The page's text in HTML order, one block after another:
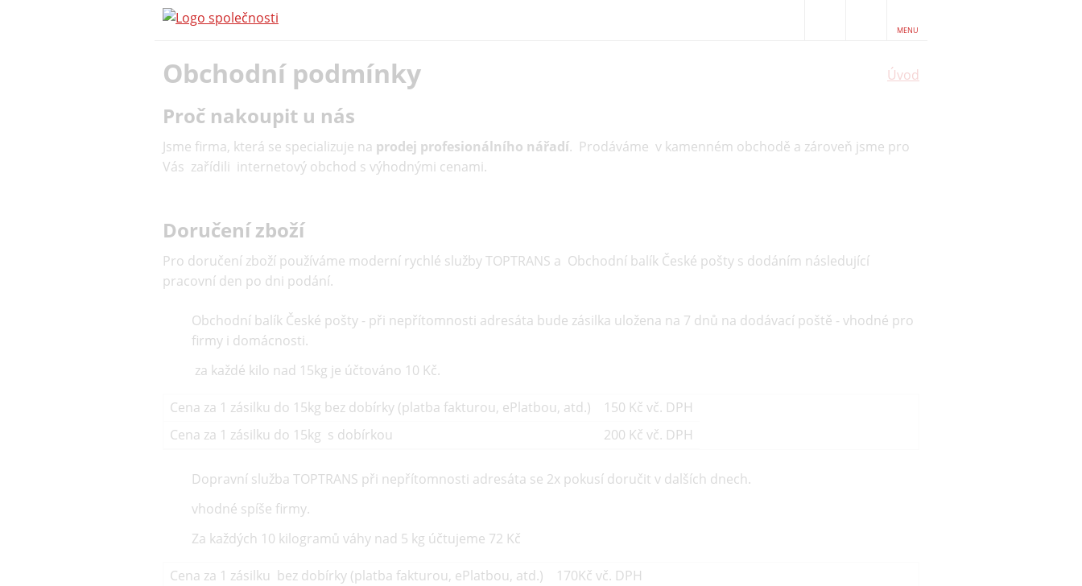
MENU
Úvod
Obchodní podmínky
Proč nakoupit u nás
Jsme firma, která se specializuje na prodej profesionálního nářadí. Prodáváme v kamenném obchodě a zároveň jsme pro
Vás zařídili internetový obchod s výhodnými cenami.
Doručení zboží
Pro doručení zboží používáme moderní rychlé služby TOPTRANS a Obchodní balík České pošty s dodáním následující
pracovní den po dni podání.
Obchodní balík České pošty - při nepřítomnosti adresáta bude zásilka uložena na 7 dnů na dodávací poště - vhodné pro
firmy i domácnosti.
za každé kilo nad 15kg je účtováno 10 Kč.
Cena za 1 zásilku do 15kg bez dobírky (platba fakturou, ePlatbou, atd.)
150 Kč vč. DPH
Cena za 1 zásilku do 15kg s dobírkou
200 Kč vč. DPH
Dopravní služba TOPTRANS při nepřítomnosti adresáta se 2x pokusí doručit v dalších dnech.
vhodné spíše firmy.
Za každých 10 kilogramů váhy nad 5 kg účtujeme 72 Kč
Cena za 1 zásilku bez dobírky (platba fakturou, ePlatbou, atd.)
170Kč vč. DPH